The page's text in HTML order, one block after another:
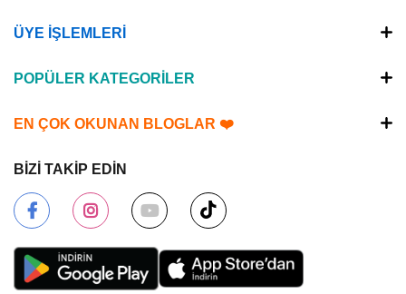
ÜYE İŞLEMLERİ
POPÜLER KATEGORİLER
EN ÇOK OKUNAN BLOGLAR ❤️
BİZİ TAKİP EDİN